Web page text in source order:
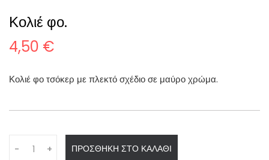
Κολιέ φο.
4,50 €
Κολιέ φο τσόκερ με πλεκτό σχέδιο σε μαύρο χρώμα.
- + ΠΡΟΣΘΉΚΗ ΣΤΟ ΚΑΛΆΘΙ